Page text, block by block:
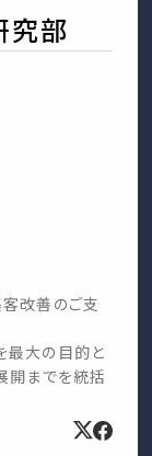
究部
客改善のご支
最大の目的と
開までを統括